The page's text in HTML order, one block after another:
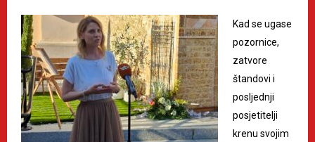
Kad se ugase
pozornice,
zatvore
štandovi i
posljednji
posjetitelji
krenu svojim